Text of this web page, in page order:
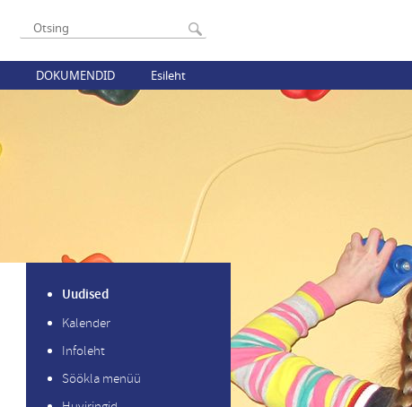
DOKUMENDID Esileht
Uudised
Kalender
Infoleht
Söökla menüü